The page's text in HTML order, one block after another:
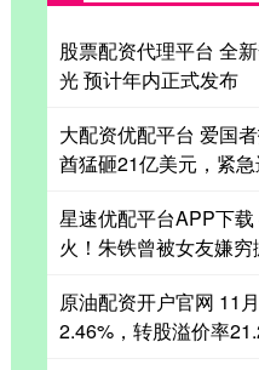
股票配资代理平台 全
光 预计年内正式发布
大配资优配平台 爱国
酋猛砸21亿美元，紧
星速优配平台APP下
火！朱铁曾被女友嫌
原油配资开户官网 11
2.46%，转股溢价率